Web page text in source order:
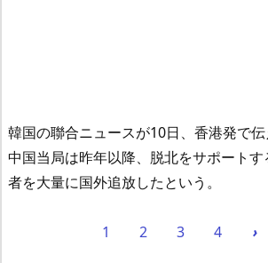
韓国の聯合ニュースが10日、香港発で伝
中国当局は昨年以降、脱北をサポート
者を大量に国外追放したという。
1 2 3 4 ›